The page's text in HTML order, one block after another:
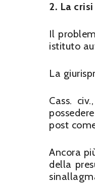
2. La
Il
istituto
La
Cass.
post
Ancora
della